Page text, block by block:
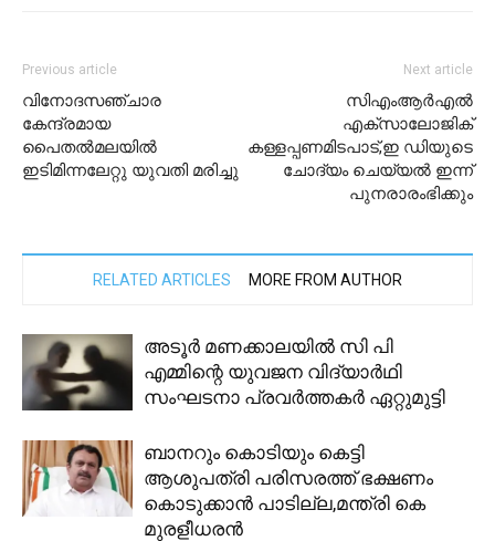
Previous article
വിനോദസഞ്ചാര
കേന്ദ്രമായ
പൈതല്‍മലയില്‍
ഇടിമിന്നലേറ്റു യുവതി മരിച്ചു
Next article
സിഎംആർഎൽ
എക്സാലോജിക്
കള്ളപ്പണമിടപാട്,ഇ ഡിയുടെ
ചോദ്യം ചെയ്യൽ ഇന്ന്
പുനരാരംഭിക്കും
RELATED ARTICLES MORE FROM AUTHOR
അടൂർ മണക്കാലയിൽ സി പി
എമ്മിന്റെ യുവജന വിദ്യാർഥി
സംഘടനാ പ്രവർത്തകർ ഏറ്റുമുട്ടി
ബാനറും കൊടിയും കെട്ടി
ആശുപത്രി പരിസരത്ത് ഭക്ഷണം
കൊടുക്കാന്‍ പാടില്ല,മന്ത്രി കെ
മുരളീധരന്‍